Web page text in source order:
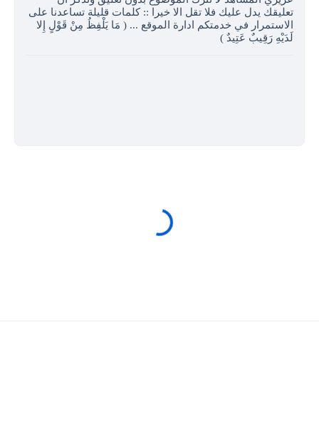
تعليقك يدل عليك فلا تقل الا خيرا :: كلمات قليلة تساعدنا على
الاستمرار في خدمتكم ادارة الموقع ... ( مَا يَلْفِظُ مِنْ قَوْلٍ إِلا
لَدَيْهِ رَقِيبٌ عَتِيدٌ )